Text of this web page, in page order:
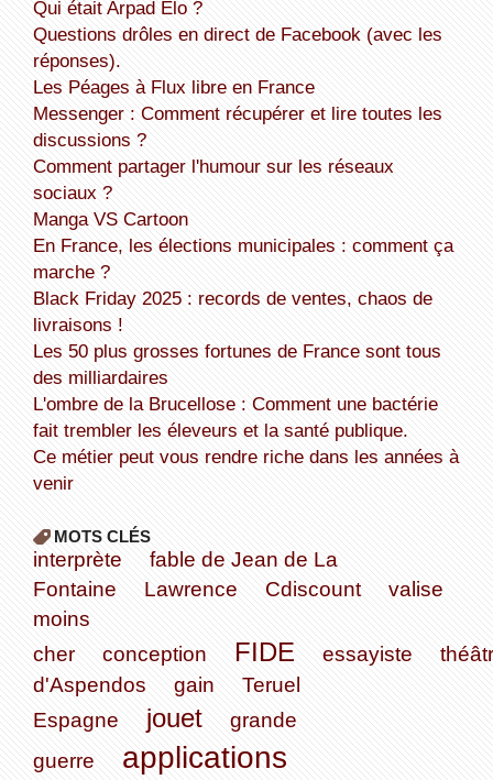
Qui était Arpad Elo ?
Questions drôles en direct de Facebook (avec les
réponses).
Les Péages à Flux libre en France
Messenger : Comment récupérer et lire toutes les
discussions ?
Comment partager l'humour sur les réseaux
sociaux ?
Manga VS Cartoon
En France, les élections municipales : comment ça
marche ?
Black Friday 2025 : records de ventes, chaos de
livraisons !
Les 50 plus grosses fortunes de France sont tous
des milliardaires
L'ombre de la Brucellose : Comment une bactérie
fait trembler les éleveurs et la santé publique.
Ce métier peut vous rendre riche dans les années à
venir
MOTS CLÉS
interprète
fable de Jean de La
Fontaine
Lawrence Cdiscount
valise
moins
cher
conception FIDE essayiste
d'Aspendos
gain
Teruel
Espagne
jouet
grande
guerre
applications